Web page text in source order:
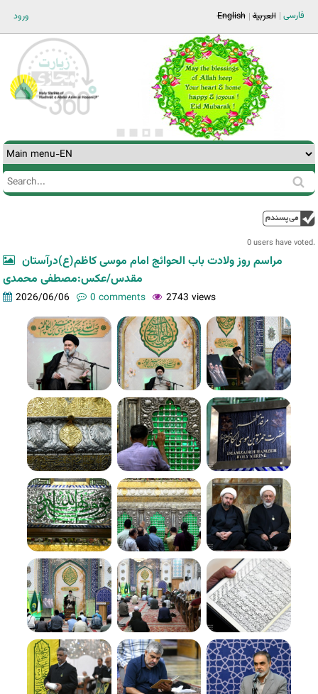
ورود فارسی العربية English
Search
Search
0 users have voted.
مراسم روز ولادت باب الحوائج امام موسی کاظم(ع)درآستان
مقدس/عکس:مصطفی محمدی
2026/06/06 0 comments 2743 views